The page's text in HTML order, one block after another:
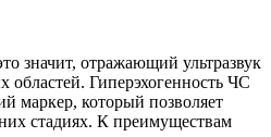
значит, отражающий ультразвук
областей. Гиперэхогенность ЧС
маркер, который позволяет
стадиях. К преимуществам